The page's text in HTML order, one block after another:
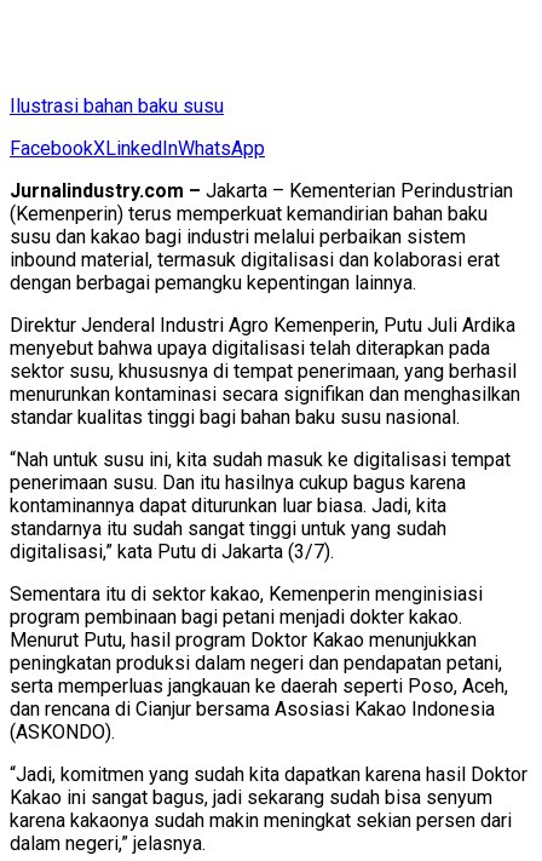
Ilustrasi bahan baku susu
FacebookXLinkedInWhatsApp
Jurnalindustry.com – Jakarta – Kementerian Perindustrian
(Kemenperin) terus memperkuat kemandirian bahan baku
susu dan kakao bagi industri melalui perbaikan sistem
inbound material, termasuk digitalisasi dan kolaborasi erat
dengan berbagai pemangku kepentingan lainnya.
Direktur Jenderal Industri Agro Kemenperin, Putu Juli Ardika
menyebut bahwa upaya digitalisasi telah diterapkan pada
sektor susu, khususnya di tempat penerimaan, yang berhasil
menurunkan kontaminasi secara signifikan dan menghasilkan
standar kualitas tinggi bagi bahan baku susu nasional.
“Nah untuk susu ini, kita sudah masuk ke digitalisasi tempat
penerimaan susu. Dan itu hasilnya cukup bagus karena
kontaminannya dapat diturunkan luar biasa. Jadi, kita
standarnya itu sudah sangat tinggi untuk yang sudah
digitalisasi,” kata Putu di Jakarta (3/7).
Sementara itu di sektor kakao, Kemenperin menginisiasi
program pembinaan bagi petani menjadi dokter kakao.
Menurut Putu, hasil program Doktor Kakao menunjukkan
peningkatan produksi dalam negeri dan pendapatan petani,
serta memperluas jangkauan ke daerah seperti Poso, Aceh,
dan rencana di Cianjur bersama Asosiasi Kakao Indonesia
(ASKONDO).
“Jadi, komitmen yang sudah kita dapatkan karena hasil Doktor
Kakao ini sangat bagus, jadi sekarang sudah bisa senyum
karena kakaonya sudah makin meningkat sekian persen dari
dalam negeri,” jelasnya.